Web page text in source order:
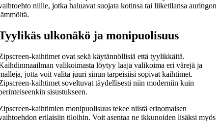
niille, jotka haluavat suojata kotinsa tai liiketilansa auringon
ulkonäkö ja monipuolisuus
kaihtimet ovat sekä käytännöllisiä että tyylikkäitä.
valikoimasta löytyy laaja valikoima eri värejä ja
jotta voit valita juuri sinun tarpeisiisi sopivat kaihtimet.
kaihtimet soveltuvat täydellisesti niin moderniin kuin
sisustukseen.
kaihtimien monipuolisuus tekee niistä erinomaisen
erilaisiin tiloihin. Voit asentaa ne ikkunoiden lisäksi myös